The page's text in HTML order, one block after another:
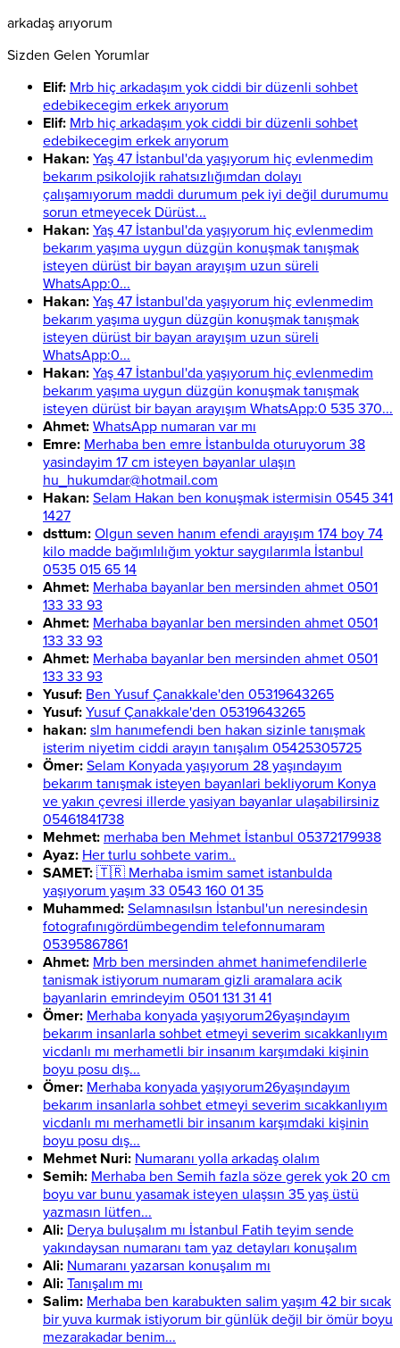
arkadaş arıyorum
Sizden Gelen Yorumlar
Elif: Mrb hiç arkadaşım yok ciddi bir düzenli sohbet
edebikecegim erkek arıyorum
Elif: Mrb hiç arkadaşım yok ciddi bir düzenli sohbet
edebikecegim erkek arıyorum
Hakan: Yaş 47 İstanbul'da yaşıyorum hiç evlenmedim
bekarım psikolojik rahatsızlığımdan dolayı
çalışamıyorum maddi durumum pek iyi değil durumumu
sorun etmeyecek Dürüst...
Hakan: Yaş 47 İstanbul'da yaşıyorum hiç evlenmedim
bekarım yaşıma uygun düzgün konuşmak tanışmak
isteyen dürüst bir bayan arayışım uzun süreli
WhatsApp:0...
Hakan: Yaş 47 İstanbul'da yaşıyorum hiç evlenmedim
bekarım yaşıma uygun düzgün konuşmak tanışmak
isteyen dürüst bir bayan arayışım uzun süreli
WhatsApp:0...
Hakan: Yaş 47 İstanbul'da yaşıyorum hiç evlenmedim
bekarım yaşıma uygun düzgün konuşmak tanışmak
isteyen dürüst bir bayan arayışım WhatsApp:0 535 370...
Ahmet: WhatsApp numaran var mı
Emre: Merhaba ben emre İstanbulda oturuyorum 38
yasindayim 17 cm isteyen bayanlar ulaşın
hu_hukumdar@hotmail.com
Hakan: Selam Hakan ben konuşmak istermisin 0545 341
1427
dsttum: Olgun seven hanım efendi arayışım 174 boy 74
kilo madde bağımlılığım yoktur saygılarımla İstanbul
0535 015 65 14
Ahmet: Merhaba bayanlar ben mersinden ahmet 0501
133 33 93
Ahmet: Merhaba bayanlar ben mersinden ahmet 0501
133 33 93
Ahmet: Merhaba bayanlar ben mersinden ahmet 0501
133 33 93
Yusuf: Ben Yusuf Çanakkale'den 05319643265
Yusuf: Yusuf Çanakkale'den 05319643265
hakan: slm hanımefendi ben hakan sizinle tanışmak
isterim niyetim ciddi arayın tanışalım 05425305725
Ömer: Selam Konyada yaşıyorum 28 yaşındayım
bekarım tanışmak isteyen bayanlari bekliyorum Konya
ve yakın çevresi illerde yasiyan bayanlar ulaşabilirsiniz
05461841738
Mehmet: merhaba ben Mehmet İstanbul 05372179938
Ayaz: Her turlu sohbete varim..
SAMET: 🇹🇷 Merhaba ismim samet istanbulda
yaşıyorum yaşım 33 0543 160 01 35
Muhammed: Selamnasılsın İstanbul'un neresindesin
fotografınıgördümbegendim telefonnumaram
05395867861
Ahmet: Mrb ben mersinden ahmet hanimefendilerle
tanismak istiyorum numaram gizli aramalara acik
bayanlarin emrindeyim 0501 131 31 41
Ömer: Merhaba konyada yaşıyorum26yaşındayım
bekarım insanlarla sohbet etmeyi severim sıcakkanlıyım
vicdanlı mı merhametli bir insanım karşımdaki kişinin
boyu posu dış...
Ömer: Merhaba konyada yaşıyorum26yaşındayım
bekarım insanlarla sohbet etmeyi severim sıcakkanlıyım
vicdanlı mı merhametli bir insanım karşımdaki kişinin
boyu posu dış...
Mehmet Nuri: Numaranı yolla arkadaş olalım
Semih: Merhaba ben Semih fazla söze gerek yok 20 cm
boyu var bunu yasamak isteyen ulaşsın 35 yaş üstü
yazmasın lütfen...
Ali: Derya buluşalım mı İstanbul Fatih teyim sende
yakındaysan numaranı tam yaz detayları konuşalım
Ali: Numaranı yazarsan konuşalım mı
Ali: Tanışalım mı
Salim: Merhaba ben karabukten salim yaşım 42 bir sıcak
bir yuva kurmak istiyorum bir günlük değil bir ömür boyu
mezarakadar benim...